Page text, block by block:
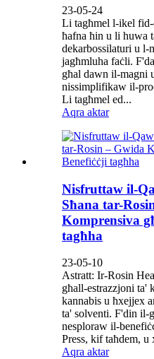
23-05-24
Li tagħmel l-ikel
ħafna ħin u li huwa
dekarbossilaturi u
jagħmluha faċli.
għal dawn il-magni
nissimplifikaw il-
Li tagħmel ed...
Aqra aktar
Nisfruttaw il-
Sħana tar-
Komprensiva
tagħha
23-05-10
Astratt: Ir-Rosin
għall-estrazzjoni ta'
kannabis u ħxejjex
ta' solventi. F'din il-
nesploraw il-
Press, kif taħdem,
Aqra aktar